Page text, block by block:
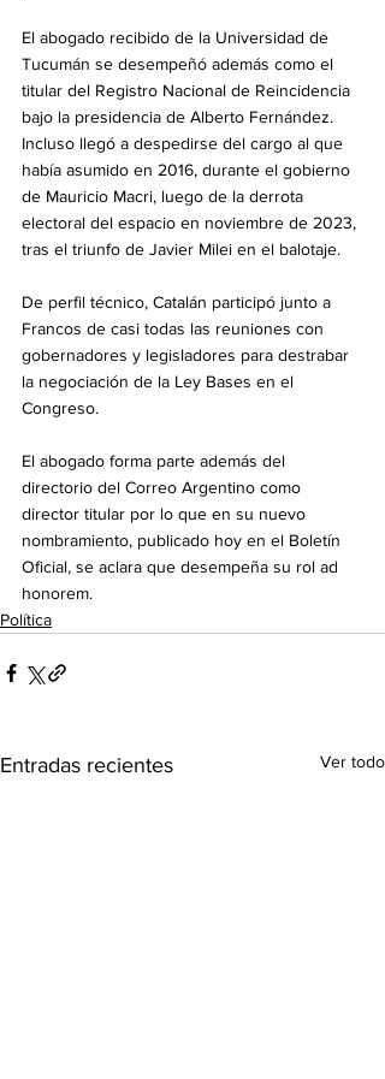
El abogado recibido de la Universidad de
Tucumán se desempeñó además como el
titular del Registro Nacional de Reincidencia
bajo la presidencia de Alberto Fernández.
Incluso llegó a despedirse del cargo al que
había asumido en 2016, durante el gobierno
de Mauricio Macri, luego de la derrota
electoral del espacio en noviembre de 2023,
tras el triunfo de Javier Milei en el balotaje.
De perfil técnico, Catalán participó junto a
Francos de casi todas las reuniones con
gobernadores y legisladores para destrabar
la negociación de la Ley Bases en el
Congreso.
El abogado forma parte además del
directorio del Correo Argentino como
director titular por lo que en su nuevo
nombramiento, publicado hoy en el Boletín
Oficial, se aclara que desempeña su rol ad
honorem.
Política
Entradas recientes Ver todo